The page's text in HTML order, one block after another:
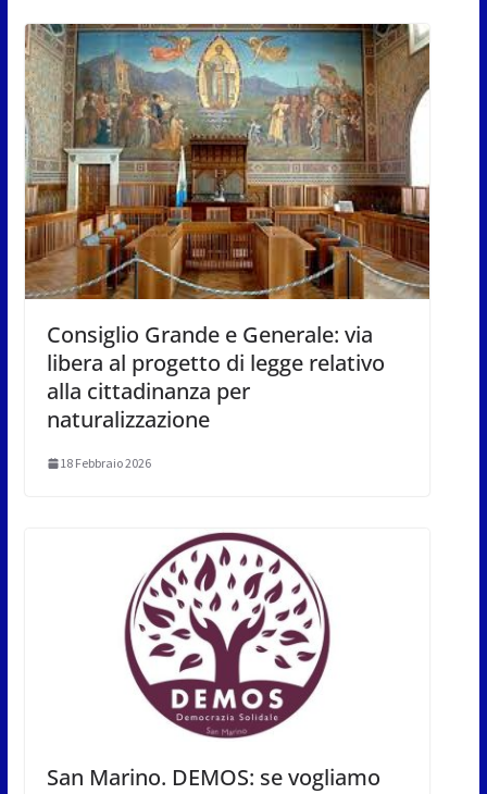
Consiglio Grande e Generale: via
libera al progetto di legge relativo
alla cittadinanza per
naturalizzazione
18 Febbraio 2026
San Marino. DEMOS: se vogliamo